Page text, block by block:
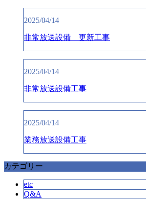
2025/04/14
非常放送設備 更新工事
2025/04/14
非常放送設備工事
2025/04/14
業務放送設備工事
カテゴリー
etc
Q&A